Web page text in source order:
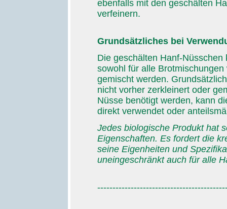
ebenfalls mit den geschälten
verfeinern.
Grundsätzliches bei
Die geschälten Hanf-
sowohl für alle
gemischt werden.
nicht vorher zerkleinert oder
Nüsse benötigt werden, kann
direkt verwendet oder
Jedes biologische Produkt hat
Eigenschaften. Es fordert die
seine Eigenheiten und
uneingeschränkt auch für alle